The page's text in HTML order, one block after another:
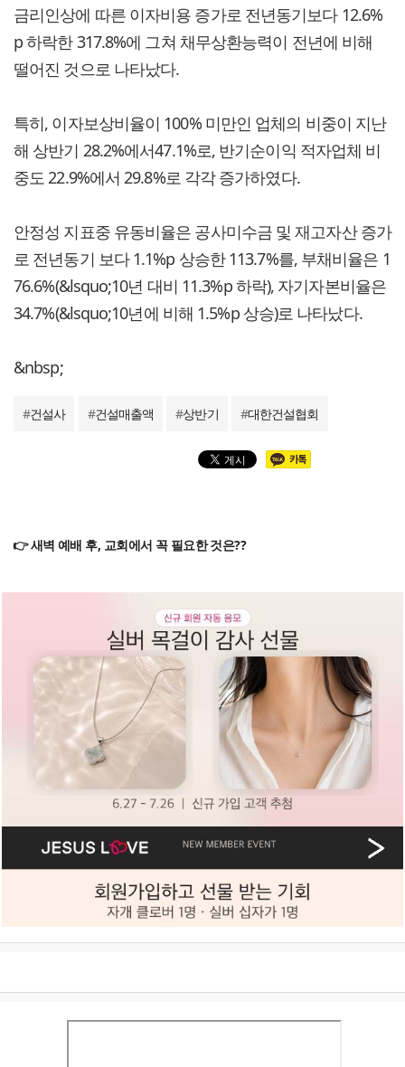
금리인상에 따른 이자비용 증가로 전년동기보다 12.6%
p 하락한 317.8%에 그쳐 채무상환능력이 전년에 비해
떨어진 것으로 나타났다.
특히, 이자보상비율이 100% 미만인 업체의 비중이 지난
해 상반기 28.2%에서47.1%로, 반기순이익 적자업체 비
중도 22.9%에서 29.8%로 각각 증가하였다.
안정성 지표중 유동비율은 공사미수금 및 재고자산 증가
로 전년동기 보다 1.1%p 상승한 113.7%를, 부채비율은 1
76.6%(&lsquo;10년 대비 11.3%p 하락), 자기자본비율은
34.7%(&lsquo;10년에 비해 1.5%p 상승)로 나타났다.
&nbsp;
#건설사 #건설매출액 #상반기 #대한건설협회
👉 새벽 예배 후, 교회에서 꼭 필요한 것은??